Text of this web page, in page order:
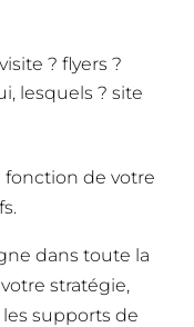
? flyers ?
lesquels ? site
fonction de votre
dans toute la
stratégie,
supports de